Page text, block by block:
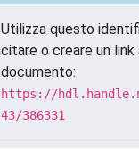
Utilizza questo
citare o creare un link
documento:
https://
43/386331